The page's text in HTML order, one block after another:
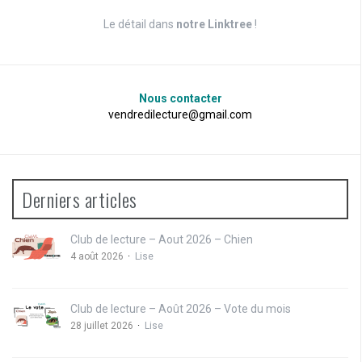
Le détail dans notre Linktree !
Nous contacter
vendredilecture@gmail.com
Derniers articles
Club de lecture – Aout 2026 – Chien
4 août 2026 Lise
Club de lecture – Août 2026 – Vote du mois
28 juillet 2026 Lise